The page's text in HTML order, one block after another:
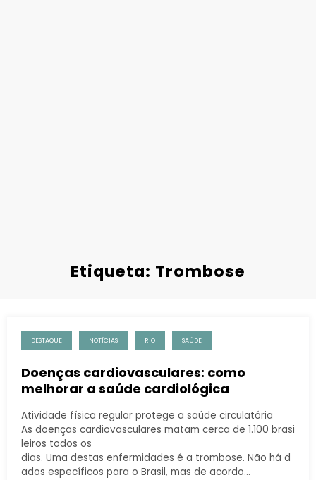
Etiqueta: Trombose
DESTAQUE NOTÍCIAS RIO SAÚDE
Doenças cardiovasculares: como
melhorar a saúde cardiológica
Atividade física regular protege a saúde circulatória
As doenças cardiovasculares matam cerca de 1.100 brasi
leiros todos os
dias. Uma destas enfermidades é a trombose. Não há d
ados específicos para o Brasil, mas de acordo…